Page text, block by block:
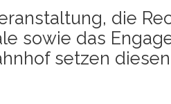
die
sowie das
set­zen